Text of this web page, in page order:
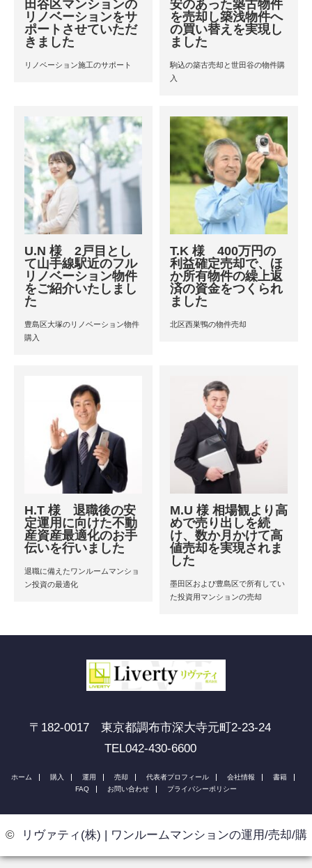
田谷区マンションの
リノベーションをサ
ポートさせていただ
きました
リノベーション施工のサポート
安のあった築古物件
を売却し築浅物件へ
の買い替えを実現し
ました
駒込の築古売却と世田谷の物件購
入
U.N 様 2戸目とし
て山手線駅近のフル
リノベーション物件
をご紹介いたしまし
た
豊島区大塚のリノベーション物件
購入
T.K 様 400万円の
利益確定売却で、ほ
か所有物件の繰上返
済の資金をつくられ
ました
北区西巣鴨の物件売却
H.T 様 退職後の安
定運用に向けた不動
産資産最適化のお手
伝いを行いました
退職に備えたワンルームマンショ
ン投資の最適化
M.U 様 相場観より高
めで売り出しを続
け、数か月かけて高
値売却を実現されま
した
墨田区および豊島区で所有してい
た投資用マンションの売却
〒182-0017 東京都調布市深大寺元町2-23-24
TEL042-430-6600
ホーム 購入 運用 売却 代表者プロフィール 会社情報
書籍
FAQ
お問い合わせ プライバシーポリシー
© リヴァティ(株) | ワンルームマンションの運用/売却/購